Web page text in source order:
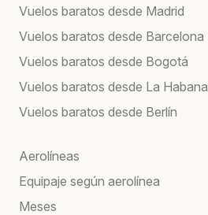
Vuelos baratos desde Madrid
Vuelos baratos desde Barcelona
Vuelos baratos desde Bogotá
Vuelos baratos desde La Habana
Vuelos baratos desde Berlín
Aerolíneas
Equipaje según aerolínea
Meses